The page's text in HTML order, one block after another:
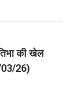
की खेल
03/26)